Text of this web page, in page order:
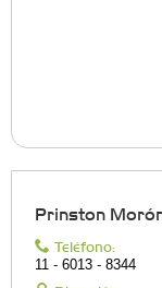
Prinston
Teléfono:
11 - 6013 - 8344